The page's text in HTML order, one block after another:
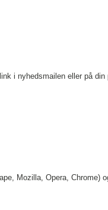
i nyhedsmailen eller på din
Mozilla, Opera, Chrome)